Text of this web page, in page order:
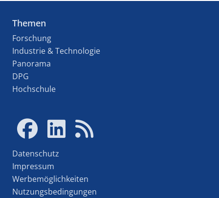
Themen
Forschung
Industrie & Technologie
Panorama
DPG
Hochschule
Datenschutz
Impressum
Werbemöglichkeiten
Nutzungsbedingungen